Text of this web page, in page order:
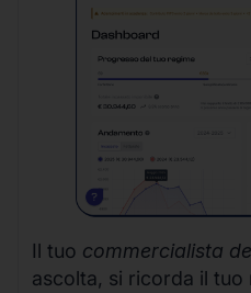
Il tuo commercialista
ascolta, si ricorda il